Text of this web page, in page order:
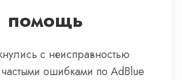
помощь
с неисправностью
ошибками по AdBlue